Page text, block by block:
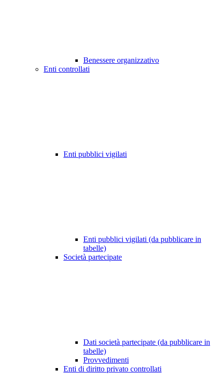
Benessere organizzativo
Enti controllati
Enti pubblici vigilati
Enti pubblici vigilati (da pubblicare in
tabelle)
Società partecipate
Dati società partecipate (da pubblicare in
tabelle)
Provvedimenti
Enti di diritto privato controllati